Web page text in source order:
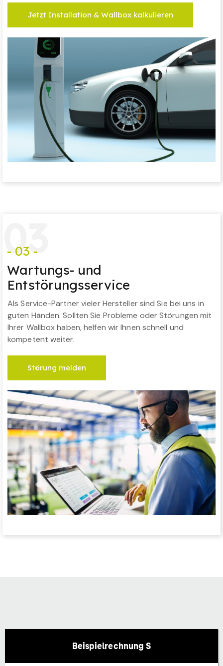
Jetzt Installation & Wallbox kalkulieren
03
- 03 -
Wartungs- und
Entstörungsservice
Als Service-Partner vieler Hersteller sind Sie bei uns in
guten Händen. Sollten Sie Probleme oder Störungen mit
Ihrer Wallbox haben, helfen wir Ihnen schnell und
kompetent weiter.
Störung melden
Beispielrechnung S